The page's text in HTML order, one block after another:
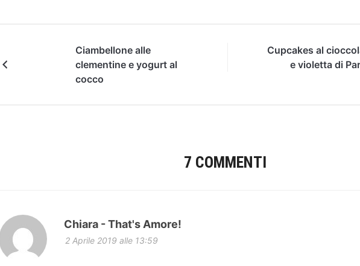
Ciambellone alle
clementine e yogurt al
cocco
Cupcakes al
e violetta di
7 COMMENTI
Chiara - That's Amore!
2 Aprile 2019 alle 13:59